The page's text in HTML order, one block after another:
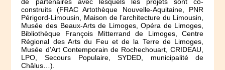
construits (FRAC Artothèque Nouvelle-Aquitaine, PNR
Périgord-Limousin, Maison de l’architecture du Limousin,
Musée des Beaux-Arts de Limoges, Opéra de Limoges,
Bibliothèque François Mitterrand de Limoges, Centre
Régional des Arts du Feu et de la Terre de Limoges,
Musée d’Art Contemporain de Rochechouart, CRIDEAU,
LPO, Secours Populaire, SYDED, municipalité de
Châlus…).